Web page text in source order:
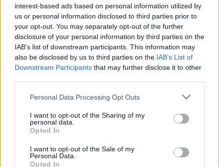
interest-based ads based on personal information utilized by
us or personal information disclosed to third parties prior to
your opt-out. You may separately opt-out of the further
disclosure of your personal information by third parties on the
IAB’s list of downstream participants. This information may
also be disclosed by us to third parties on the IAB’s List of
Downstream Participants that may further disclose it to other
Please note that this website/app uses one or more Google
not limited to your visit or usage behaviour. You may click to
grant or deny consent to Google and its third-party tags to
use your data for below specified purposes in below Google
consent section.
Personal Data Processing Opt Outs
I want to opt-out of the Sharing of my
personal data.
Opted In
I want to opt-out of the Sale of my
Personal Data.
Opted In
Bartók Eszter énekesnő és Kelemen Anna
explaymate